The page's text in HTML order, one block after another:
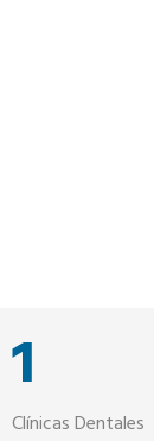
1
Clínicas Dentales